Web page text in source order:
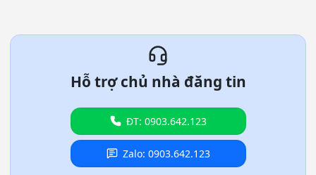
Hỗ trợ chủ nhà đăng tin
ĐT: 0903.642.123
Zalo: 0903.642.123